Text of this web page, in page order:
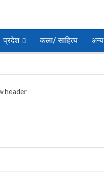
प्रदेश कला/ साहित्य अन्य